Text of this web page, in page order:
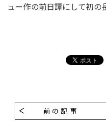
ュー作の前日譚にして初の
前の記事